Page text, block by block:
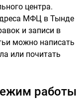
центра.
МФЦ в Тынде
и записи в
можно написать
или почитать
работы